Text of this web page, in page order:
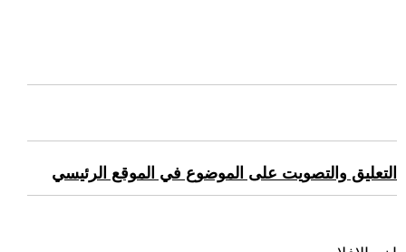
التعليق والتصويت على الموضوع في الموقع الرئيسي